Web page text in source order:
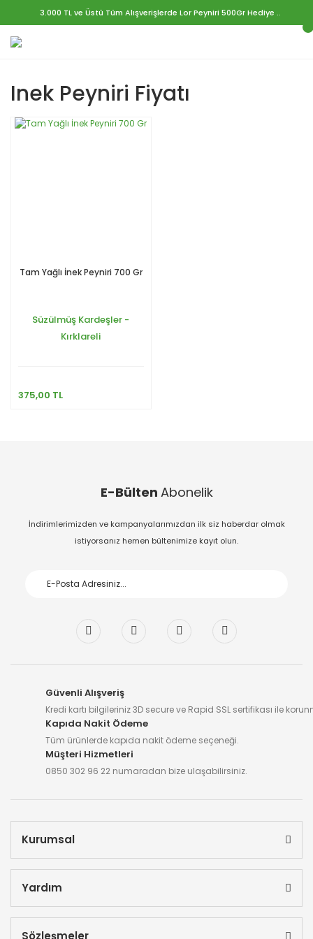
3.000 TL ve Üstü Tüm Alışverişlerde Lor Peyniri 500Gr Hediye ..
Inek Peyniri Fiyatı
Tam Yağlı İnek Peyniri 700 Gr
Süzülmüş Kardeşler -
Kırklareli
375,00 TL
E-Bülten Abonelik
İndirimlerimizden ve kampanyalarımızdan ilk siz haberdar olmak
istiyorsanız hemen bültenimize kayıt olun.
Güvenli Alışveriş
Kredi kartı bilgileriniz 3D secure ve Rapid SSL sertifikası ile
Kapıda Nakit Ödeme
Tüm ürünlerde kapıda nakit ödeme seçeneği.
Müşteri Hizmetleri
0850 302 96 22 numaradan bize ulaşabilirsiniz.
Kurumsal
Yardım
Sözleşmeler